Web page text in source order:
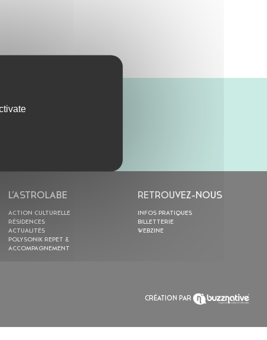
L’ASTROLABE
ACTION CULTURELLE
RÉSIDENCES
ACTUALITÉS
POLYSONIK REPET &
ACCOMPAGNEMENT
RETROUVEZ-NOUS
INFOS PRATIQUES
BILLETTERIE
WEBZINE
CRÉATION PAR